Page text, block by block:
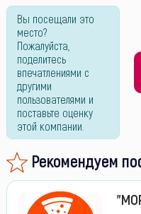
Вы посещали это
место?
Пожалуйста,
поделитесь
впечатлениями с
другими
пользователями и
поставьте оценку
этой компании.
Рекомендуем